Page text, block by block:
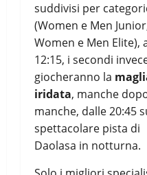
suddivisi per
(Women e Men
Women e Men Elite),
12:15, i secondi
giocheranno la
iridata, manche
manche, dalle 20:45
spettacolare pista di
Daolasa in notturna.